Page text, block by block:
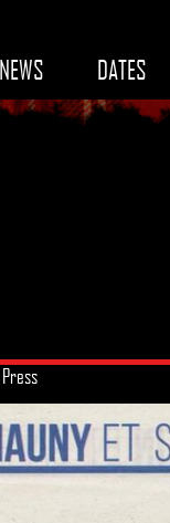
NEWS DATES
Press